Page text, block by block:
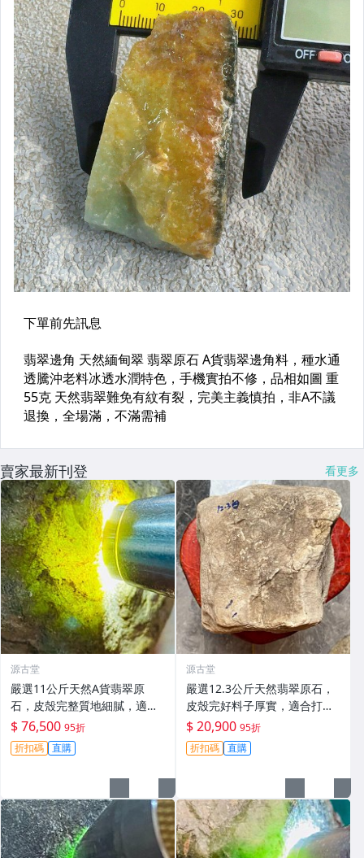
賣家最新刊登 看更多
源古堂
嚴選11公斤天然A貨翡翠原
石，皮殼完整質地細膩，適合
作為雕刻手鐲材料，冰膠感與
熒光俱佳。全新未開料精品，
適合收藏愛好者。 天然翡翠、
$ 76,500 95折
折扣碼 直購
源古堂
嚴選12.3公斤天然翡翠原石，
皮殼完好料子厚實，適合打造
手鏈原料，保有原始美態等您
開發。天然A貨翡翠原石，盡
顯貴氣風采。 天然翡翠 A貨 翡
$ 20,900 95折
折扣碼 直購